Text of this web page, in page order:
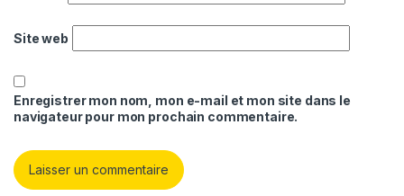
Site web
Enregistrer mon nom, mon e-mail et mon site dans le
navigateur pour mon prochain commentaire.